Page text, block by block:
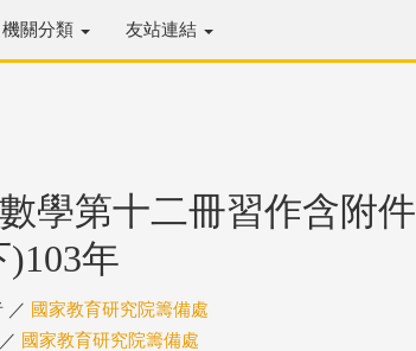
機關分類 友站連結
學第十二冊習作含附件
年
／ 國家教育研究院籌備處
國家教育研究院籌備處